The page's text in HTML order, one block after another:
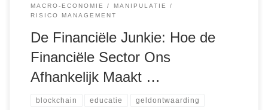
MACRO-ECONOMIE
MANIPULATIE
RISICO MANAGEMENT
De Financiële Junkie: Hoe de
Financiële Sector Ons
Afhankelijk Maakt …
blockchain educatie geldontwaarding